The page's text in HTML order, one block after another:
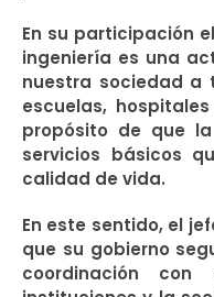
En su participación
ingeniería es una
nuestra sociedad a
escuelas,
propósito de que
servicios básicos
calidad de vida.
En este sentido, el
que su gobierno
coordinación